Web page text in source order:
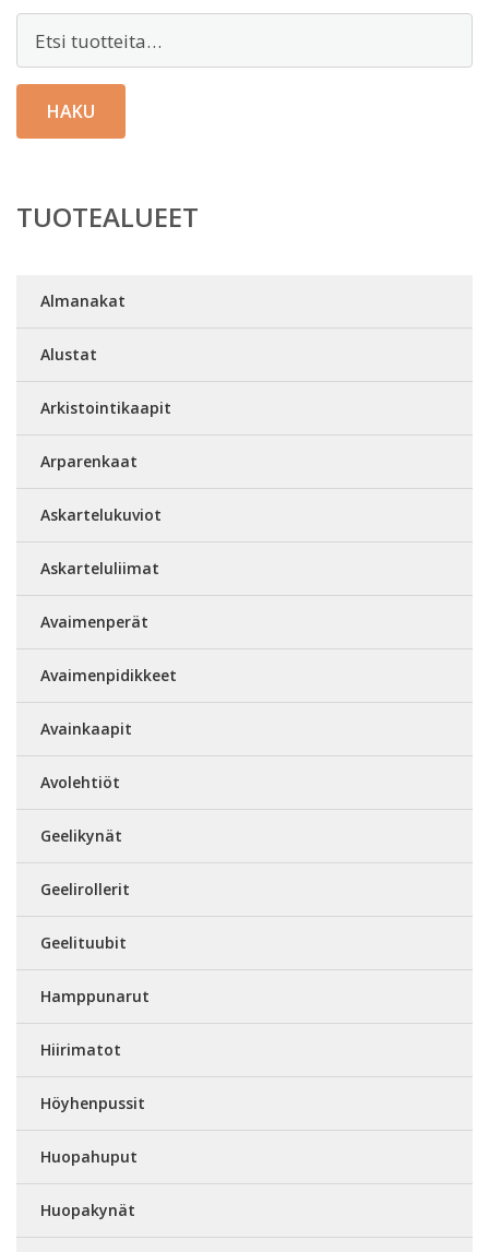
HAKU
TUOTEALUEET
Almanakat
Alustat
Arkistointikaapit
Arparenkaat
Askartelukuviot
Askarteluliimat
Avaimenperät
Avaimenpidikkeet
Avainkaapit
Avolehtiöt
Geelikynät
Geelirollerit
Geelituubit
Hamppunarut
Hiirimatot
Höyhenpussit
Huopahuput
Huopakynät